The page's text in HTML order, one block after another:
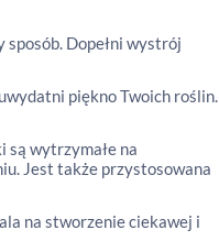
sposób. Dopełni wystrój
piękno Twoich roślin.
są wytrzymałe na
Jest także przystosowana
na stworzenie ciekawej i